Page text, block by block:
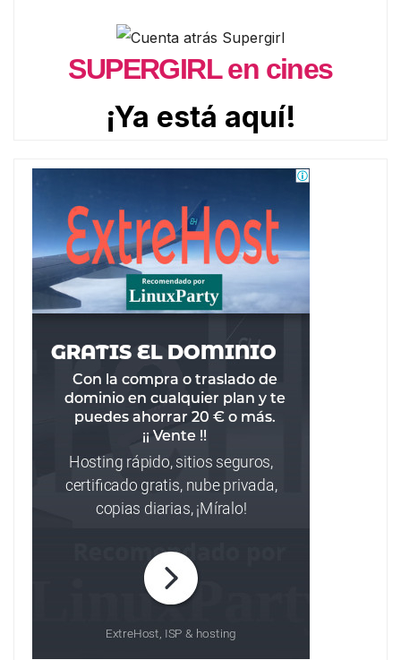
SUPERGIRL en cines
¡Ya está aquí!